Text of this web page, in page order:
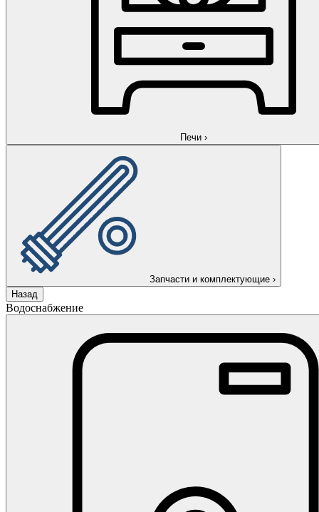
Печи ›
Запчасти и комплектующие ›
Назад
Водоснабжение